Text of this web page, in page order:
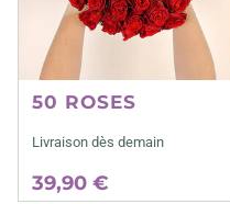
50 ROSES
Livraison dès demain
39,90 €